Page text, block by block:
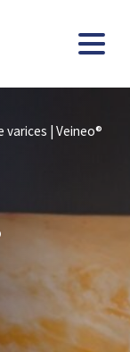
varices | Veineo®